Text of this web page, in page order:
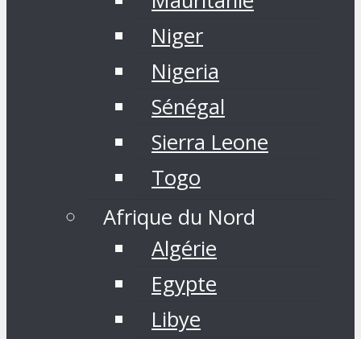
Niger
Nigeria
Sénégal
Sierra Leone
Togo
Afrique du Nord
Algérie
Egypte
Libye